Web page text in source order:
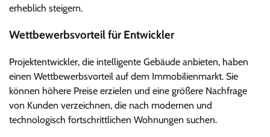
erheblich steigern.
Wettbewerbsvorteil für Entwickler
Projektentwickler, die intelligente Gebäude anbieten, haben
einen Wettbewerbsvorteil auf dem Immobilienmarkt. Sie
können höhere Preise erzielen und eine größere Nachfrage
von Kunden verzeichnen, die nach modernen und
technologisch fortschrittlichen Wohnungen suchen.